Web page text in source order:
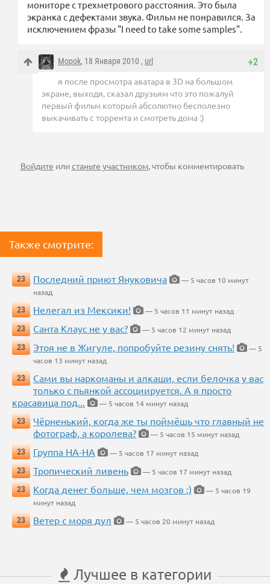
мониторе с трехметрового расстояния. Это была
экранка с дефектами звука. Фильм не понравился. За
исключением фразы "I need to take some samples".
+2
Mopok, 18 Января 2010 , url
я после просмотра аватара в 3D на большом
экране, выходя, сказал друзьям что это пожалуй
первый фильм который абсолютно бесполезно
выкачивать с торрента и смотреть дома :)
Войдите илистаньте участником, чтобы комментировать
Также смотрите:
23 Последний приют Януковича
— 5 часов 10 минут
назад
23
Нелегал из Мексики!
— 5 часов 11 минут назад
23
Санта Клаус не у вас?
— 5 часов 12 минут назад
23
Этоя не в Жигуле, попробуйте резину снять!
— 5
часов 13 минут назад
23
Сами вы наркоманы и алкаши, если белочка у вас
только с пьянкой ассоциируется. А я просто
красавица под...
— 5 часов 14 минут назад
23
Чёрненький, когда же ты поймёшь что главный не
фотограф, а королева?
— 5 часов 15 минут назад
23
Группа НА-НА
— 5 часов 17 минут назад
23
Тропический ливень
— 5 часов 17 минут назад
23
Когда денег больше, чем мозгов :)
— 5 часов 19
минут назад
23
Ветер с моря дул — 5 часов 20 минут назад
Лучшее в категории